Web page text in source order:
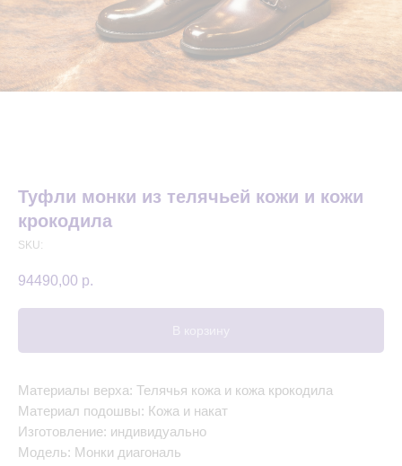
Туфли монки из телячьей кожи и кожи
крокодила
SKU:
94490,00 р.
В корзину
Материалы верха: Телячья кожа и кожа крокодила
Материал подошвы: Кожа и накат
Изготовление: индивидуально
Модель: Монки диагональ